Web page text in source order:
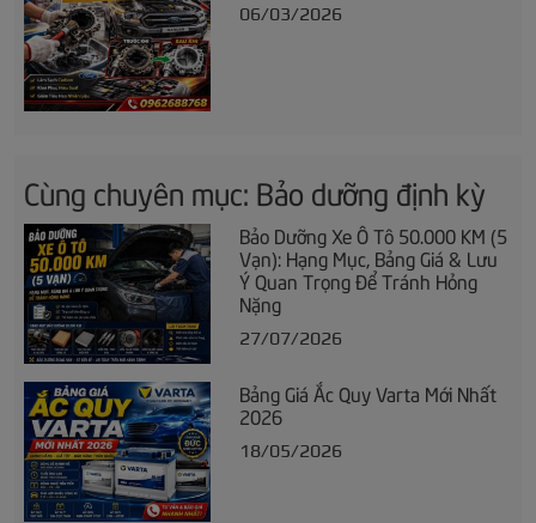
06/03/2026
Cùng chuyên mục: Bảo dưỡng định kỳ
Bảo Dưỡng Xe Ô Tô 50.000 KM (5
Vạn): Hạng Mục, Bảng Giá & Lưu
Ý Quan Trọng Để Tránh Hỏng
Nặng
27/07/2026
Bảng Giá Ắc Quy Varta Mới Nhất
2026
18/05/2026